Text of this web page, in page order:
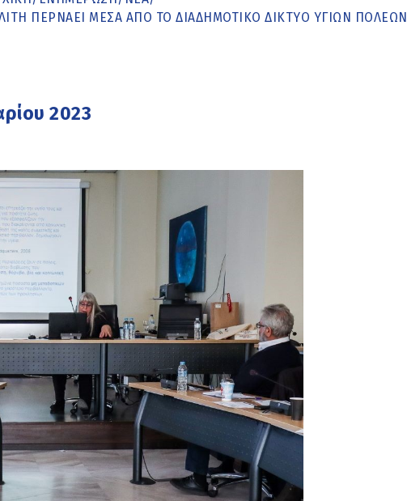
ΠΕΡΝΆΕΙ ΜΈΣΑ ΑΠΌ ΤΟ ΔΙΑΔΗΜΟΤΙΚΌ ΔΊΚΤΥΟ ΥΓΙΏΝ ΠΌΛΕΩΝ
2023